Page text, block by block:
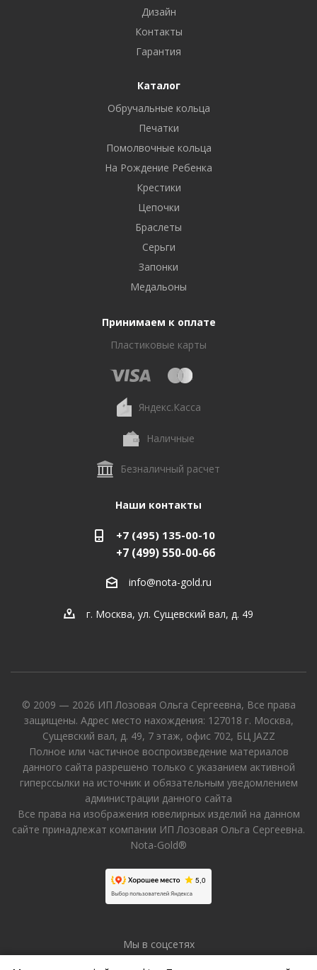
Дизайн
Контакты
Гарантия
Каталог
Обручальные кольца
Печатки
Помолвочные кольца
На Рождение Ребенка
Крестики
Цепочки
Браслеты
Серьги
Запонки
Медальоны
Принимаем к оплате
Пластиковые карты
Яндекс.Касса
Наличные
Безналичный расчет
Наши контакты
+7 (495) 135-00-10
+7 (499) 550-00-66
info@nota-gold.ru
г. Москва, ул. Сущевский вал, д. 49
© 2009 — 2026 ИП Лозовая Ольга Сергеевна, Все права
защищены. Адрес место нахождения: 127018 г. Москва,
Сущевский вал, д. 49, 7 этаж, офис 702, БЦ JAZZ
Полное или частичное воспроизведение материалов
данного сайта разрешено только с указанием активной
гиперссылки на источник и обязательным уведомлением
администрации данного сайта
Все права на изображения ювелирных изделий на данном
сайте принадлежат компании ИП Лозовая Ольга Сергеевна.
Nota-Gold®
Мы в соцсетях